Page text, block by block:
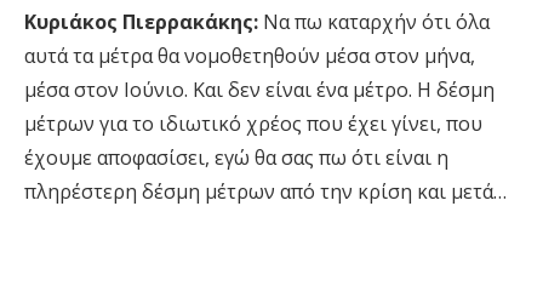
Κυριάκος Πιερρακάκης: Να πω καταρχήν ότι όλα
αυτά τα μέτρα θα νομοθετηθούν μέσα στον μήνα,
μέσα στον Ιούνιο. Και δεν είναι ένα μέτρο. Η δέσμη
μέτρων για το ιδιωτικό χρέος που έχει γίνει, που
έχουμε αποφασίσει, εγώ θα σας πω ότι είναι η
πληρέστερη δέσμη μέτρων από την κρίση και μετά…